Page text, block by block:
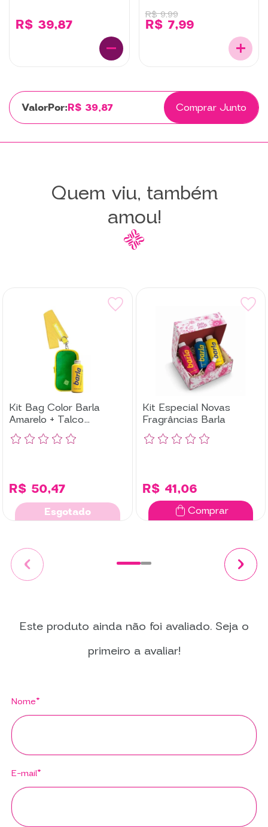
R$ 39,87 R$ 9,99
R$ 7,99
Por:R$ 39,87 Comprar Junto
Quem viu, também
amou!
Kit Bag Color Barla
Amarelo + Talco
Tradicional | Leite de
Rosas
R$ 50,47
Esgotado
Kit Especial Novas
Fragrâncias Barla
R$ 41,06
Comprar
Este produto ainda não foi avaliado. Seja o
primeiro a avaliar!
Nome*
E-mail*